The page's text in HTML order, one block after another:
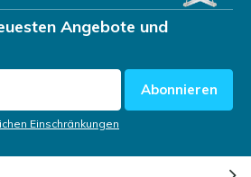
Angebote und
Abonnieren
Einschränkungen